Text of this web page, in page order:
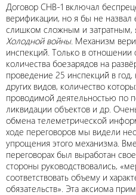
Договор СНВ-1 включал
верификации, но я бы не
слишком сложным и затратным,
Холодной войны. Механизм
инспекций. Только в
количества боезарядов на
проведение 25 инспекций в
других видов, количество
проводимой деятельностью по
ликвидации объектов и др.
обмена телеметрической
ходе переговоров мы видели
упрощения этого механизма.
переговорах был выработан
стороны руководствовались,
соответствовать объему и
обязательств». Эта аксиома